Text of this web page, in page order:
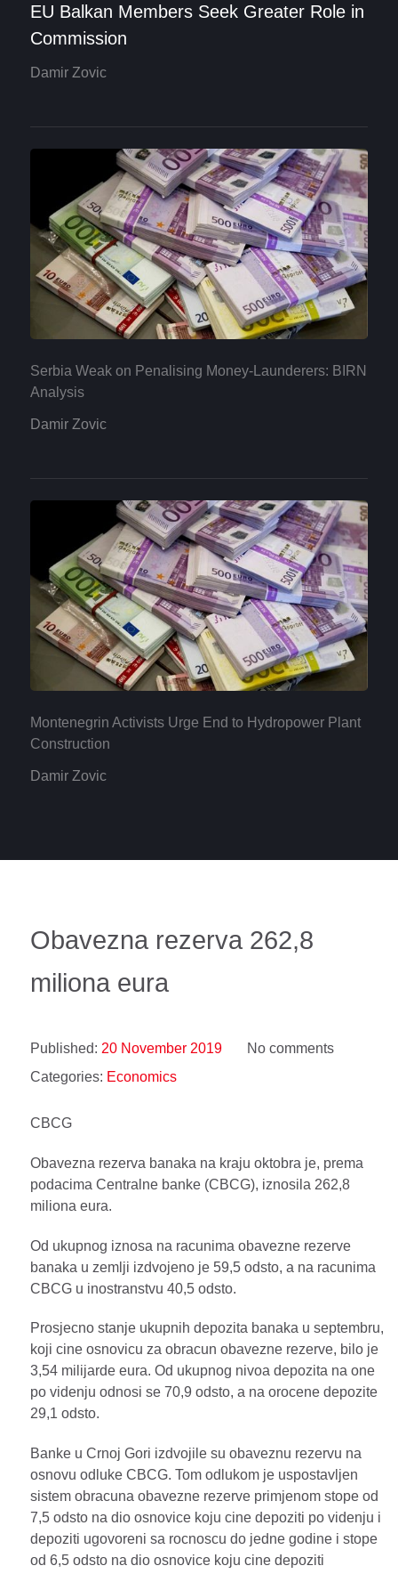
EU Balkan Members Seek Greater Role in
Commission
Damir Zovic
Serbia Weak on Penalising Money-Launderers: BIRN
Analysis
Damir Zovic
Montenegrin Activists Urge End to Hydropower Plant
Construction
Damir Zovic
Obavezna rezerva 262,8
miliona eura
Published: 20 November 2019
No comments
Categories: Economics
CBCG
Obavezna rezerva banaka na kraju oktobra je, prema
podacima Centralne banke (CBCG), iznosila 262,8
miliona eura.
Od ukupnog iznosa na racunima obavezne rezerve
banaka u zemlji izdvojeno je 59,5 odsto, a na racunima
CBCG u inostranstvu 40,5 odsto.
Prosjecno stanje ukupnih depozita banaka u septembru,
koji cine osnovicu za obracun obavezne rezerve, bilo je
3,54 milijarde eura. Od ukupnog nivoa depozita na one
po videnju odnosi se 70,9 odsto, a na orocene depozite
29,1 odsto.
Banke u Crnoj Gori izdvojile su obaveznu rezervu na
osnovu odluke CBCG. Tom odlukom je uspostavljen
sistem obracuna obavezne rezerve primjenom stope od
7,5 odsto na dio osnovice koju cine depoziti po videnju i
depoziti ugovoreni sa rocnoscu do jedne godine i stope
od 6,5 odsto na dio osnovice koju cine depoziti